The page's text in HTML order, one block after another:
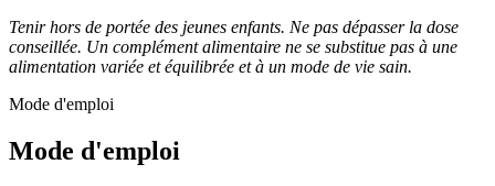
Tenir hors de portée des jeunes enfants. Ne pas dépasser la dose
conseillée. Un complément alimentaire ne se substitue pas à une
alimentation variée et équilibrée et à un mode de vie sain.
Mode d'emploi
Mode d'emploi